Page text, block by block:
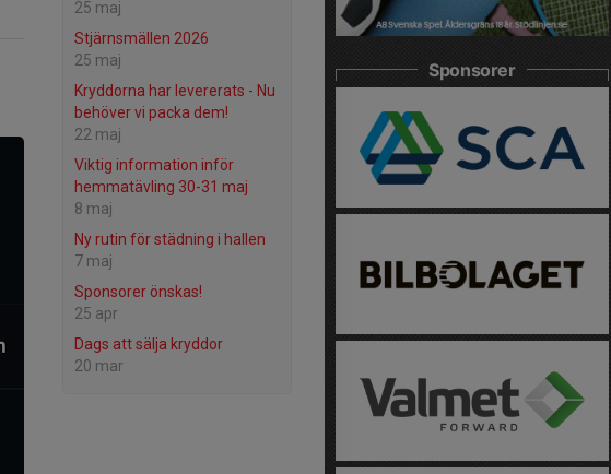
25 maj
Stjärnsmällen 2026
25 maj
Kryddorna har levererats - Nu
behöver vi packa dem!
22 maj
Viktig information inför
hemmatävling 30-31 maj
8 maj
Ny rutin för städning i hallen
7 maj
Sponsorer önskas!
25 apr
Dags att sälja kryddor
20 mar
Sponsorer